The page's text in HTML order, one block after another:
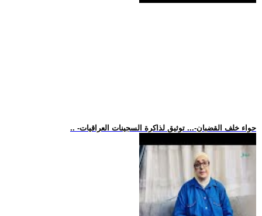
.. -حواء خلف القضبان-... توثيق لذاكرة السجينات العراقيات